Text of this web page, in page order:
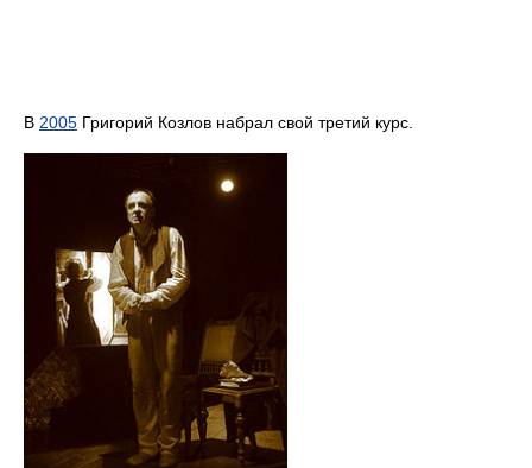
В 2005 Григорий Козлов набрал свой третий курс.